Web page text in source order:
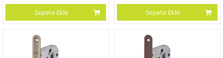
Sepete Ekle Sepete Ekle